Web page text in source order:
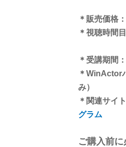
＊販売価格
＊視聴時間
ステッ
＊受講期間
＊WinActor
み）
＊関連サイ
グラム
ご購入前